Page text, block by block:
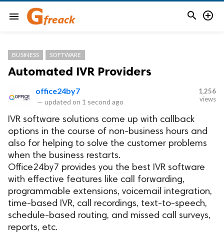
menu  
BUSINESS SOFTWARE
Automated IVR Providers
office24by7
— updated on 1 second ago
1,256
views
IVR software solutions come up with callback
options in the course of non-business hours and
also for helping to solve the customer problems
when the business restarts.
Office24by7 provides you the best IVR software
with effective features like call forwarding,
programmable extensions, voicemail integration,
time-based IVR, call recordings, text-to-speech,
schedule-based routing, and missed call surveys,
reports, etc.